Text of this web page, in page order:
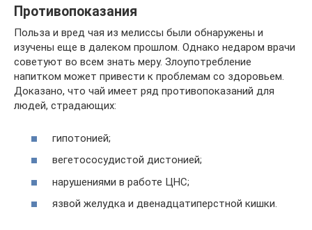
Противопоказания
Польза и вред чая из мелиссы были обнаружены и
изучены еще в далеком прошлом. Однако недаром врачи
советуют во всем знать меру. Злоупотребление
напитком может привести к проблемам со здоровьем.
Доказано, что чай имеет ряд противопоказаний для
людей, страдающих:
гипотонией;
вегетососудистой дистонией;
нарушениями в работе ЦНС;
язвой желудка и двенадцатиперстной кишки.